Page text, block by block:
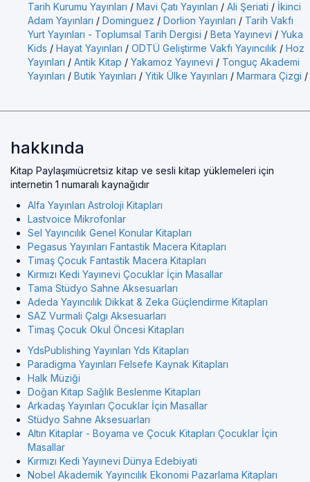
Tarih Kurumu Yayınları / Mavi Çatı Yayınları / Ali Şeriati / İkinci
Adam Yayınları / Dominguez / Dorlion Yayınları / Tarih Vakfı
Yurt Yayınları - Toplumsal Tarih Dergisi / Beta Yayınevi / Yuka
Kids / Hayat Yayınları / ODTÜ Geliştirme Vakfı Yayıncılık / Hoz
Yayınları / Antik Kitap / Yakamoz Yayınevi / Tonguç Akademi
Yayınları / Butik Yayınları / Yitik Ülke Yayınları / Marmara Çizgi /
hakkında
Kitap Paylaşımıücretsiz kitap ve sesli kitap yüklemeleri için
internetin 1 numaralı kaynağıdır
Alfa Yayınları Astroloji Kitapları
Lastvoice Mikrofonlar
Sel Yayıncılık Genel Konular Kitapları
Pegasus Yayınları Fantastik Macera Kitapları
Timaş Çocuk Fantastik Macera Kitapları
Kırmızı Kedi Yayınevi Çocuklar İçin Masallar
Tama Stüdyo Sahne Aksesuarları
Adeda Yayıncılık Dikkat & Zeka Güçlendirme Kitapları
SAZ Vurmali Çalgı Aksesuarları
Timaş Çocuk Okul Öncesi Kitapları
YdsPublishing Yayınları Yds Kitapları
Paradigma Yayınları Felsefe Kaynak Kitapları
Halk Müziği
Doğan Kitap Sağlık Beslenme Kitapları
Arkadaş Yayınları Çocuklar İçin Masallar
Stüdyo Sahne Aksesuarları
Altın Kitaplar - Boyama ve Çocuk Kitapları Çocuklar İçin
Masallar
Kırmızı Kedi Yayınevi Dünya Edebiyati
Nobel Akademik Yayıncılık Ekonomi Pazarlama Kitapları